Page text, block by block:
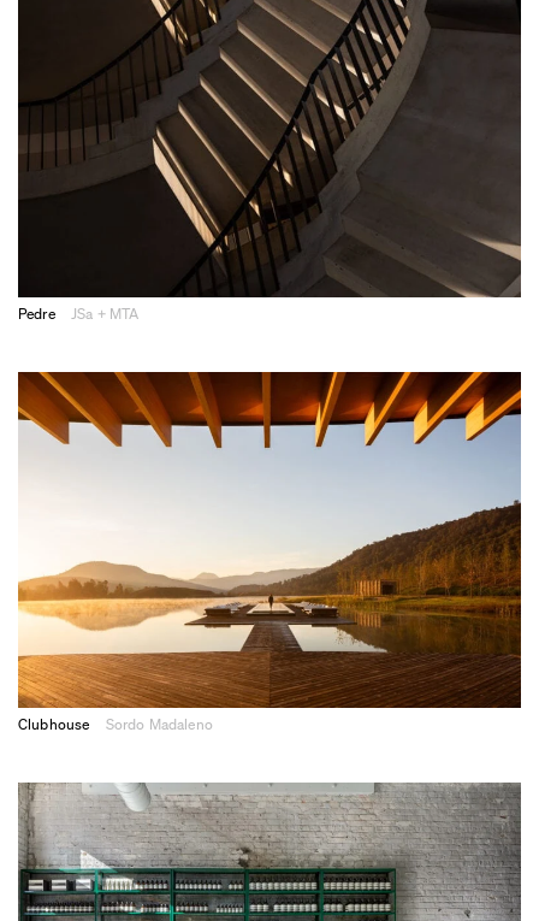
Pedre JSa + MTA
Clubhouse Sordo Madaleno